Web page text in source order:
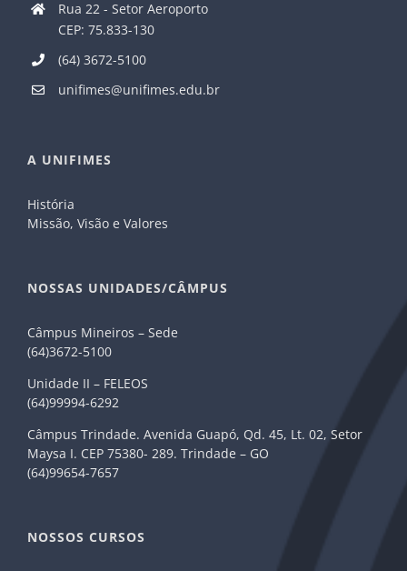
Rua 22 - Setor Aeroporto
CEP: 75.833-130
(64) 3672-5100
unifimes@unifimes.edu.br
A UNIFIMES
História
Missão, Visão e Valores
NOSSAS UNIDADES/CÂMPUS
Câmpus Mineiros – Sede
(64)3672-5100
Unidade II – FELEOS
(64)99994-6292
Câmpus Trindade. Avenida Guapó, Qd. 45, Lt. 02, Setor
Maysa I. CEP 75380- 289. Trindade – GO
(64)99654-7657
NOSSOS CURSOS